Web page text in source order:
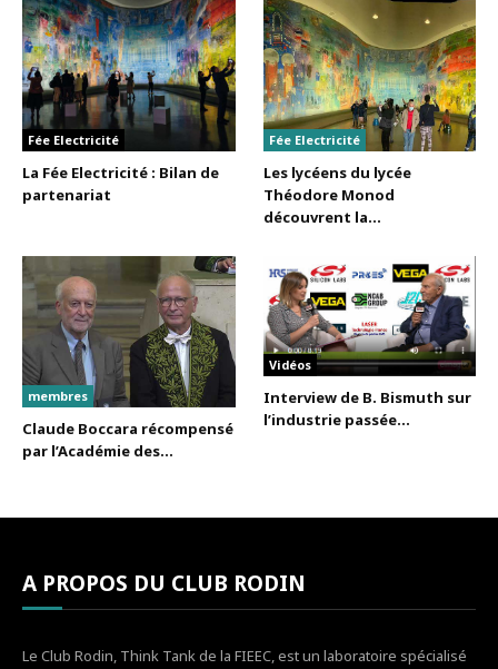
Fée Electricité
La Fée Electricité : Bilan de
partenariat
Fée Electricité
Les lycéens du lycée
Théodore Monod
découvrent la...
membres
Claude Boccara récompensé
par l’Académie des...
Vidéos
Interview de B. Bismuth sur
l’industrie passée...
A PROPOS DU CLUB RODIN
Le Club Rodin, Think Tank de la FIEEC, est un laboratoire spécialisé